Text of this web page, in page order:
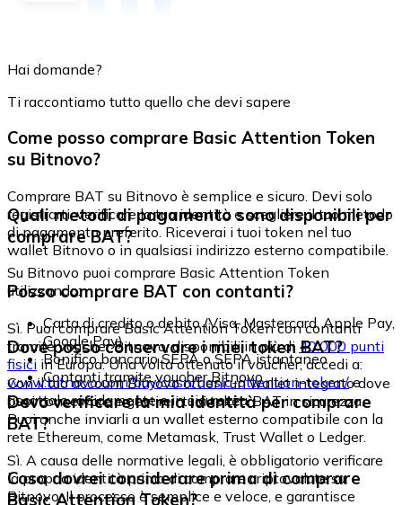
Hai domande?
Ti raccontiamo tutto quello che devi sapere
Come posso comprare Basic Attention Token
su Bitnovo?
Comprare BAT su Bitnovo è semplice e sicuro. Devi solo
registrarti, verificare la tua identità e scegliere il tuo metodo
di pagamento preferito. Riceverai i tuoi token nel tuo
wallet Bitnovo o in qualsiasi indirizzo esterno compatibile.
Quali metodi di pagamento sono disponibili per
comprare BAT?
Su Bitnovo puoi comprare Basic Attention Token
utilizzando:
Carta di credito o debito (Visa, Mastercard, Apple Pay,
Google Pay)
Bonifico bancario SEPA o SEPA istantaneo
Contanti tramite voucher Bitnovo
Posso comprare BAT con contanti?
Sì. Puoi comprare Basic Attention Token con contanti
tramite voucher Bitnovo, disponibili in più di 40.000 punti
fisici in Europa. Una volta ottenuto il voucher, accedi a:
www.bitnovo.com/buy/cash/basic-attention-token/e
riscattalo rapidamente e in sicurezza.
Dove posso conservare i miei token BAT?
Con il tuo account Bitnovo ottieni un wallet integrato dove
puoi conservare e gestire i tuoi token BAT in sicurezza.
Puoi anche inviarli a un wallet esterno compatibile con la
rete Ethereum, come Metamask, Trust Wallet o Ledger.
Devo verificare la mia identità per comprare
BAT?
Sì. A causa delle normative legali, è obbligatorio verificare
la propria identità prima di comprare criptovalute su
Bitnovo. Il processo è semplice e veloce, e garantisce
Cosa dovrei considerare prima di comprare
Basic Attention Token?